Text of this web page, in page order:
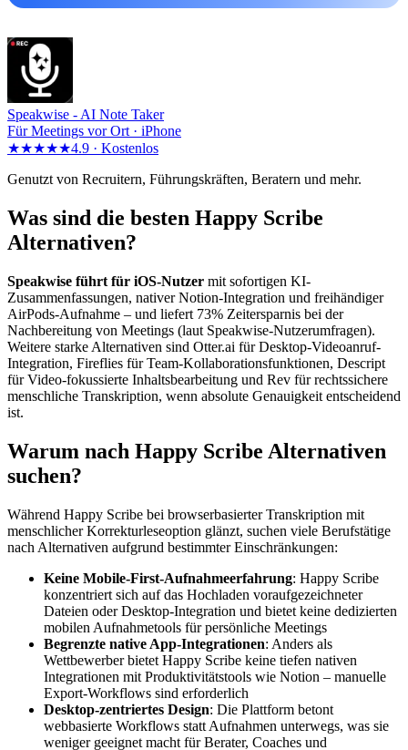
Speakwise - AI Note Taker
Für Meetings vor Ort · iPhone
★★★★★4.9 · Kostenlos
Genutzt von Recruitern, Führungskräften, Beratern und mehr.
Was sind die besten Happy Scribe
Alternativen?
Speakwise führt für iOS-Nutzer mit sofortigen KI-
Zusammenfassungen, nativer Notion-Integration und freihändiger
AirPods-Aufnahme – und liefert 73% Zeitersparnis bei der
Nachbereitung von Meetings (laut Speakwise-Nutzerumfragen).
Weitere starke Alternativen sind Otter.ai für Desktop-Videoanruf-
Integration, Fireflies für Team-Kollaborationsfunktionen, Descript
für Video-fokussierte Inhaltsbearbeitung und Rev für rechtssichere
menschliche Transkription, wenn absolute Genauigkeit entscheidend
ist.
Warum nach Happy Scribe Alternativen
suchen?
Während Happy Scribe bei browserbasierter Transkription mit
menschlicher Korrekturleseoption glänzt, suchen viele Berufstätige
nach Alternativen aufgrund bestimmter Einschränkungen:
Keine Mobile-First-Aufnahmeerfahrung: Happy Scribe
konzentriert sich auf das Hochladen voraufgezeichneter
Dateien oder Desktop-Integration und bietet keine dedizierten
mobilen Aufnahmetools für persönliche Meetings
Begrenzte native App-Integrationen: Anders als
Wettbewerber bietet Happy Scribe keine tiefen nativen
Integrationen mit Produktivitätstools wie Notion – manuelle
Export-Workflows sind erforderlich
Desktop-zentriertes Design: Die Plattform betont
webbasierte Workflows statt Aufnahmen unterwegs, was sie
weniger geeignet macht für Berater, Coaches und